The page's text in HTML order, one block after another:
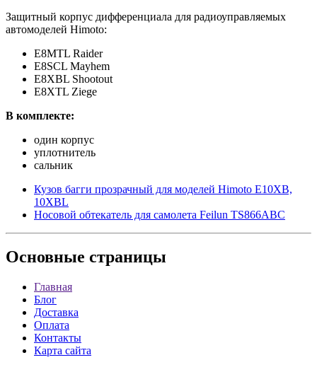
Защитный корпус дифференциала для радиоуправляемых
автомоделей Himoto:
E8MTL Raider
E8SCL Mayhem
E8XBL Shootout
E8XTL Ziege
В комплекте:
один корпус
уплотнитель
сальник
Кузов багги прозрачный для моделей Himoto E10XB,
10XBL
Носовой обтекатель для самолета Feilun TS866ABC
Основные страницы
Главная
Блог
Доставка
Оплата
Контакты
Карта сайта